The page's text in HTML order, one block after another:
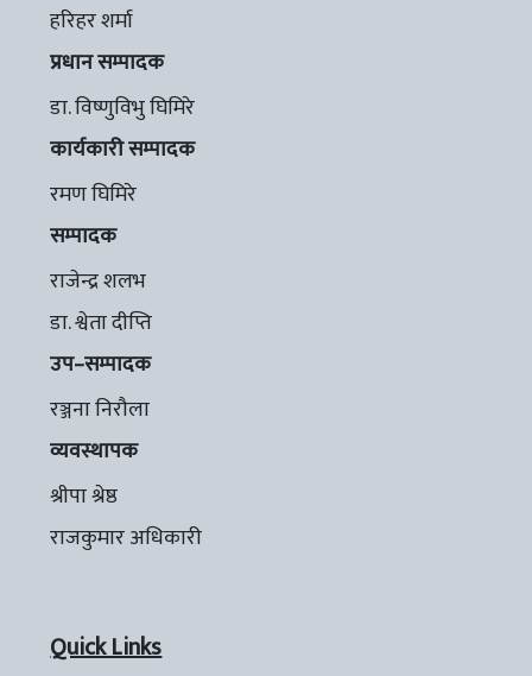
हरिहर शर्मा
प्रधान सम्पादक
डा. विष्णुविभु घिमिरे
कार्यकारी सम्पादक
रमण घिमिरे
सम्पादक
राजेन्द्र शलभ
डा. श्वेता दीप्ति
उप–सम्पादक
रञ्जना निरौला
व्यवस्थापक
श्रीपा श्रेष्ठ
राजकुमार अधिकारी
Quick Links